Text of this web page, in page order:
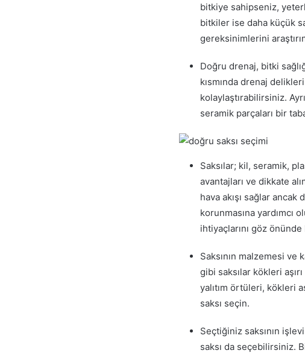
bitkiye sahipseniz,
bitkiler ise daha küçük
gereksinimlerini
Doğru drenaj, bitki
kısmında drenaj
kolaylaştırabilirsiniz.
seramik parçaları bir
Saksılar; kil, seramik,
avantajları ve dikkate
hava akışı sağlar
korunmasına
ihtiyaçlarını göz
Saksının malzemesi ve
gibi saksılar kökleri
yalıtım örtüleri, kökleri
saksı seçin.
Seçtiğiniz saksının
saksı da seçebilirsiniz.